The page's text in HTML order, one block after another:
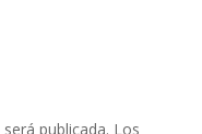
publicada. Los